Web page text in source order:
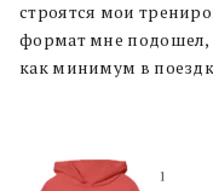
строятся мои
формат мне подошел,
как минимум в